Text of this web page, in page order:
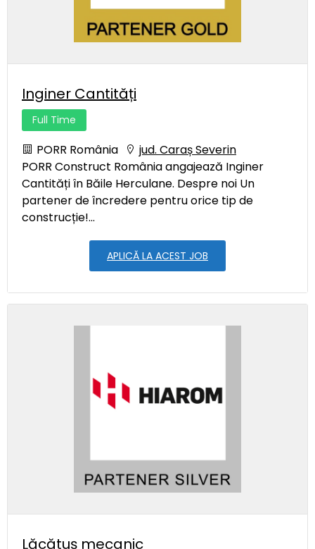
Inginer Cantități
Full Time
PORR România
jud. Caraș Severin
PORR Construct România angajează Inginer
Cantități în Băile Herculane. Despre noi Un
partener de încredere pentru orice tip de
construcție!...
APLICĂ LA ACEST JOB
Lăcătuș mecanic